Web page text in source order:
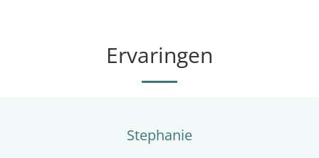
Ervaringen
Stephanie